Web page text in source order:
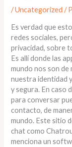
/Uncategorized /
Es verdad que
redes sociales,
privacidad, sobre
Es allí donde las
mundo nos son de
nuestra identidad
y segura. En caso
para conversar
contacto, de
mundo. Este sitio
chat como
menciona un